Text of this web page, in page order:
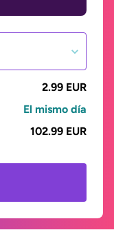
2.99 EUR
El mismo día
102.99 EUR